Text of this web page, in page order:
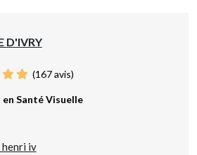
D'IVRY
(167avis)
Santé Visuelle
iv